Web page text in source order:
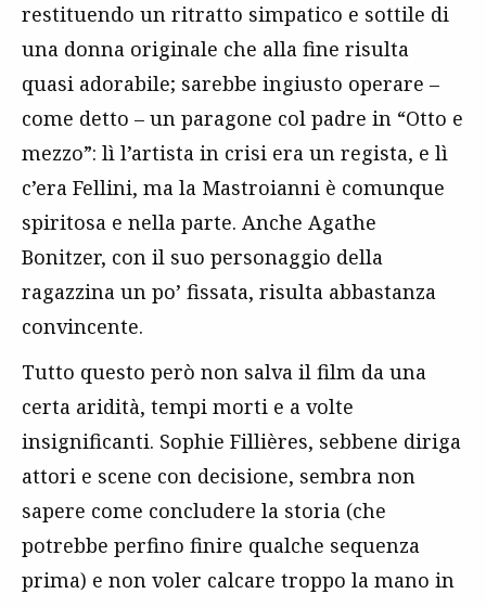
restituendo un ritratto simpatico e sottile di
una donna originale che alla fine risulta
quasi adorabile; sarebbe ingiusto operare –
come detto – un paragone col padre in “Otto e
mezzo”: lì l’artista in crisi era un regista, e lì
c’era Fellini, ma la Mastroianni è comunque
spiritosa e nella parte. Anche Agathe
Bonitzer, con il suo personaggio della
ragazzina un po’ fissata, risulta abbastanza
convincente.
Tutto questo però non salva il film da una
certa aridità, tempi morti e a volte
insignificanti. Sophie Fillières, sebbene diriga
attori e scene con decisione, sembra non
sapere come concludere la storia (che
potrebbe perfino finire qualche sequenza
prima) e non voler calcare troppo la mano in